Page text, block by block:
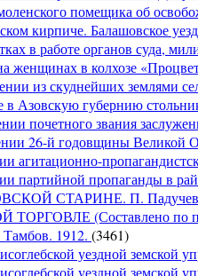
помещика об
кирпиче. Балашовское
в работе органов суда,
женщинах в колхозе
из скуднейших землями
Азовскую губернию
почетного звания
26-й годовщины Великой
агитационно-
партийной пропаганды в
СТАРИНЕ. П. Падучева.
(Составлено по
1912. (3461)
уездной земской
уездной земской